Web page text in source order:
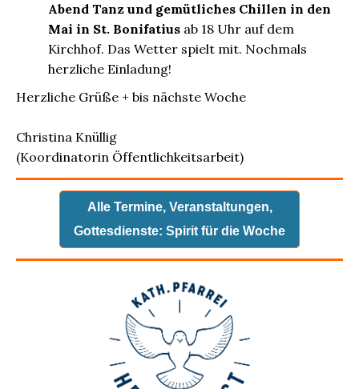
Abend Tanz und gemütliches Chillen in den
Mai in St. Bonifatius ab 18 Uhr auf dem
Kirchhof. Das Wetter spielt mit. Nochmals
herzliche Einladung!
Herzliche Grüße + bis nächste Woche
Christina Knüllig
(Koordinatorin Öffentlichkeitsarbeit)
Alle Termine, Veranstaltungen,
Gottesdienste: Spirit für die Woche